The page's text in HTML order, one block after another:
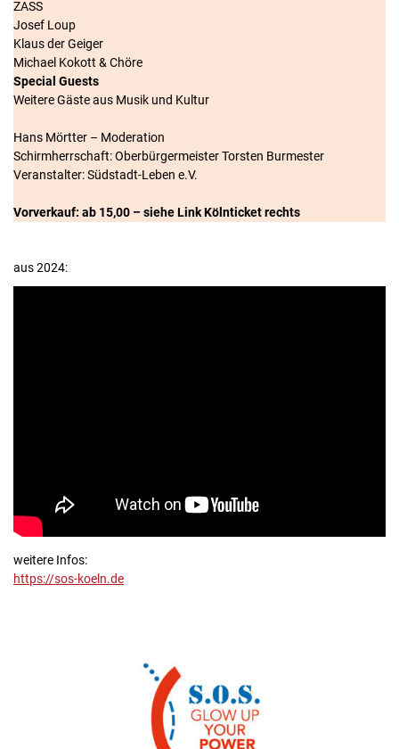
ZASS
Josef Loup
Klaus der Geiger
Michael Kokott & Chöre
Special Guests
Weitere Gäste aus Musik und Kultur
Hans Mörtter – Moderation
Schirmherrschaft: Oberbürgermeister Torsten Burmester
Veranstalter: Südstadt-Leben e.V.
Vorverkauf: ab 15,00 – siehe Link Kölnticket rechts
aus 2024:
weitere Infos:
https://sos-koeln.de